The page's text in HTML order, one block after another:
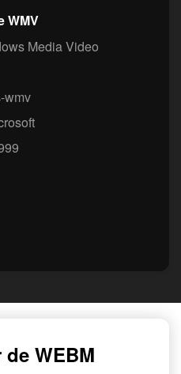
WMV
Media Video
wmv
WEBM